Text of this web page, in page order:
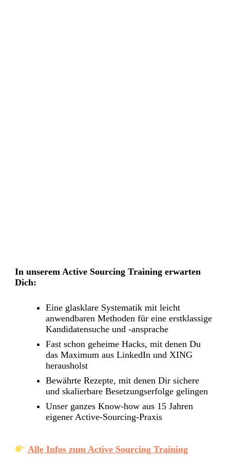
In unserem Active Sourcing Training erwarten
Dich:
Eine glasklare Systematik mit leicht
anwendbaren Methoden für eine erstklassige
Kandidatensuche und -ansprache
Fast schon geheime Hacks, mit denen Du
das Maximum aus LinkedIn und XING
herausholst
Bewährte Rezepte, mit denen Dir sichere
und skalierbare Besetzungserfolge gelingen
Unser ganzes Know-how aus 15 Jahren
eigener Active-Sourcing-Praxis
Alle Infos zum Active Sourcing Training